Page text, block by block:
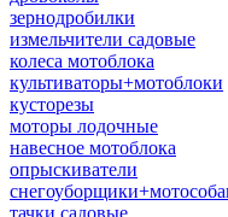
зернодробилки
измельчители садовые
колеса мотоблока
культиваторы+мотоблоки
кусторезы
моторы лодочные
навесное мотоблока
опрыскиватели
тачки садовые